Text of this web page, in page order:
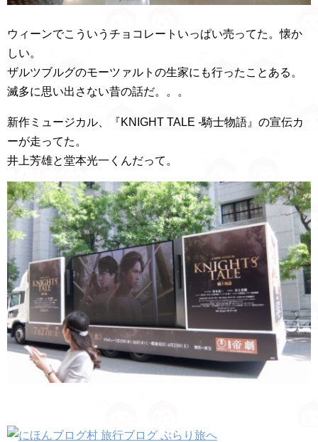
ウィーンでこういうチョコレートいっぱい売ってた。懐か
しい。
ザルツブルグのモーツァルトの生家にも行ったことある。
滅多に思い出さない昔の話だ。。。
新作ミュージカル、『KNIGHT TALE -騎士物語』の宣伝カ
ーが走ってた。
井上芳雄と堂本光一くんだって。